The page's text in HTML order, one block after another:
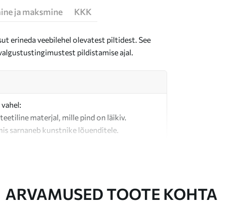
ja maksmine KKK
erineda veebilehel olevatest piltidest. See
pildistamise ajal.
materjal, mille pind on läikiv.
sarnaneb kunstnike lõuenditele.
ARVAMUSED TOOTE KOHTA